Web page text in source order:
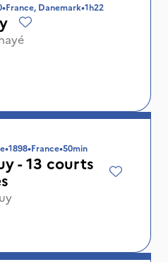
•France, Danemark•1h22
•1898•France•50min
- 13 courts